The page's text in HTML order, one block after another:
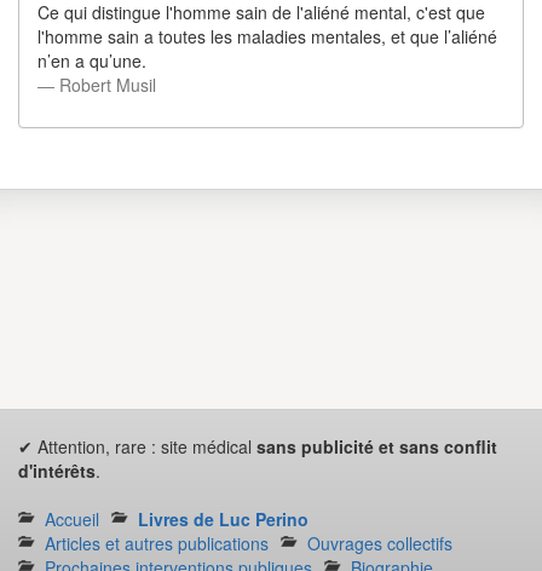
Ce qui distingue l'homme sain de l'aliéné mental, c'est que
l'homme sain a toutes les maladies mentales, et que l’aliéné
n’en a qu’une.
― Robert Musil
✔ Attention, rare : site médical sans publicité et sans conflit
d'intérêts.
Accueil
Livres de Luc Perino
Articles et autres publications
Ouvrages collectifs